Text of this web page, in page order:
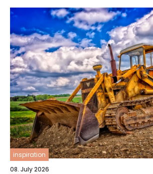
inspiration
08. July 2026